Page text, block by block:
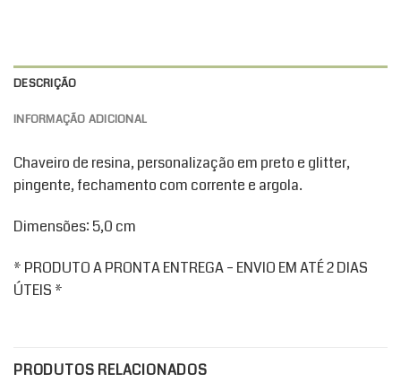
DESCRIÇÃO
INFORMAÇÃO ADICIONAL
Chaveiro de resina, personalização em preto e glitter,
pingente, fechamento com corrente e argola.
Dimensões: 5,0 cm
* PRODUTO A PRONTA ENTREGA – ENVIO EM ATÉ 2 DIAS
ÚTEIS *
PRODUTOS RELACIONADOS